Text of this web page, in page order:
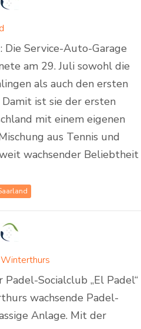
Die Service-Auto-Garage
am 29. Juli sowohl die
als auch den ersten
ist sie der ersten
mit einem eigenen
aus Tennis und
wachsender Beliebtheit
Winterthurs
Socialclub „El Padel“
wachsende Padel-
Anlage. Mit der